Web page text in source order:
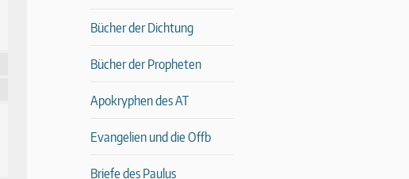
Bücher der Dichtung
Bücher der Propheten
Apokryphen des AT
Evangelien und die Offb
Briefe des Paulus